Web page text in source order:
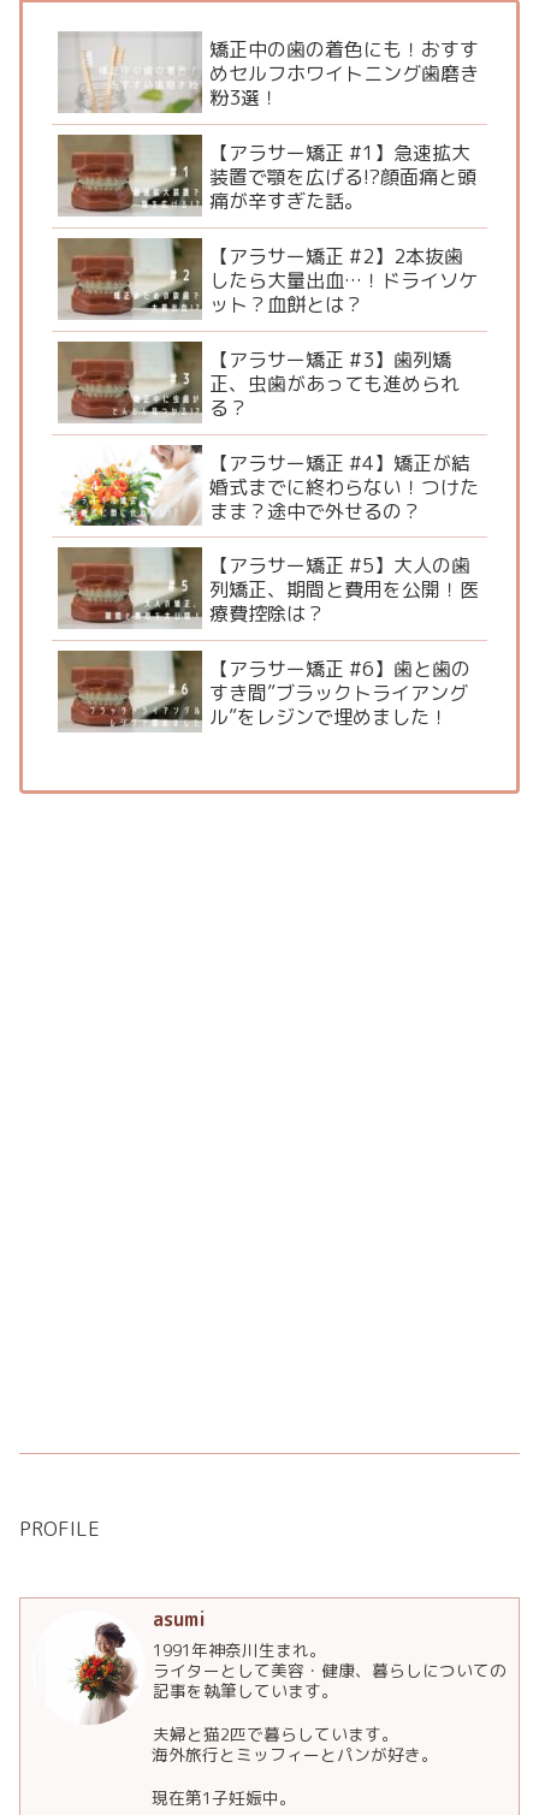
矯正中の歯の着色にも！おすす
めセルフホワイトニング歯磨き
粉3選！
【アラサー矯正 #1】急速拡大
装置で顎を広げる!?顔面痛と頭
痛が辛すぎた話。
【アラサー矯正 #2】2本抜歯
したら大量出血…！ドライソケ
ット？血餅とは？
【アラサー矯正 #3】歯列矯
正、虫歯があっても進められ
る？
【アラサー矯正 #4】矯正が結
婚式までに終わらない！つけた
まま？途中で外せるの？
【アラサー矯正 #5】大人の歯
列矯正、期間と費用を公開！医
療費控除は？
【アラサー矯正 #6】歯と歯の
すき間”ブラックトライアング
ル”をレジンで埋めました！
PROFILE
asumi
1991年神奈川生まれ。
ライターとして美容・健康、暮らしについての
記事を執筆しています。
夫婦と猫2匹で暮らしています。
海外旅行とミッフィーとパンが好き。
現在第1子妊娠中。